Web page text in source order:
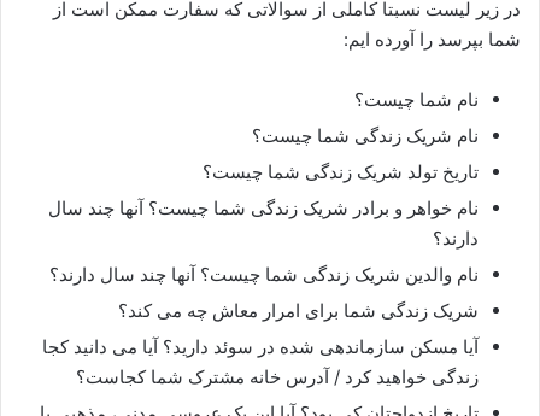
در زیر لیست نسبتا کاملی از سوالاتی که سفارت ممکن است از
شما بپرسد را آورده ایم:
نام شما چیست؟
نام شریک زندگی شما چیست؟
تاریخ تولد شریک زندگی شما چیست؟
نام خواهر و برادر شریک زندگی شما چیست؟ آنها چند سال
دارند؟
نام والدین شریک زندگی شما چیست؟ آنها چند سال دارند؟
شریک زندگی شما برای امرار معاش چه می کند؟
آیا مسکن سازماندهی شده در سوئد دارید؟ آیا می دانید کجا
زندگی خواهید کرد / آدرس خانه مشترک شما کجاست؟